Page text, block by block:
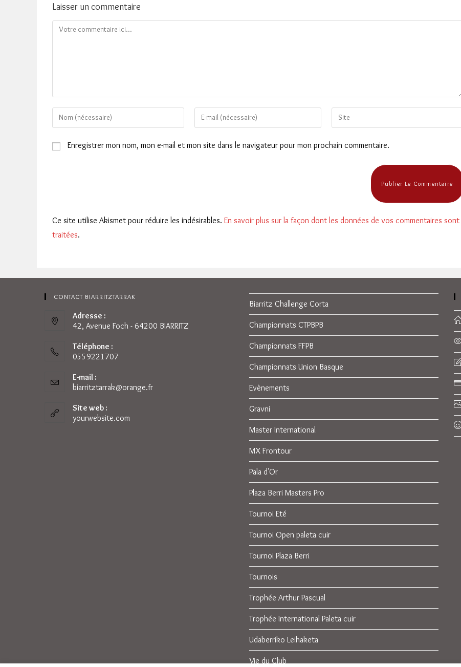
Laisser un commentaire
Comment
Enter
your
or
Enter
your
Saisir
l’URL
Enregistrer mon nom, mon e-mail et mon site dans le navigateur pour mon prochain commentaire.
Ce site utilise Akismet pour réduire les indésirables. En savoir plus sur la façon dont les données de vos commentaires sont
traitées.
CONTACT BIARRITZTARRAK
Adresse :
42, Avenue Foch - 64200 BIARRITZ
Téléphone :
0559221707
E-mail :
biarritztarrak@orange.frS’ouvre
Site web :
yourwebsite.com
Biarritz Challenge Corta
Championnats CTPBPB
Championnats FFPB
Championnats Union Basque
Evènements
Gravni
Master International
MX Frontour
Pala d'Or
Plaza Berri Masters Pro
Tournoi Eté
Tournoi Open paleta cuir
Tournoi Plaza Berri
Tournois
Trophée Arthur Pascual
Trophée International Paleta cuir
Udaberriko Leihaketa
Vie du Club